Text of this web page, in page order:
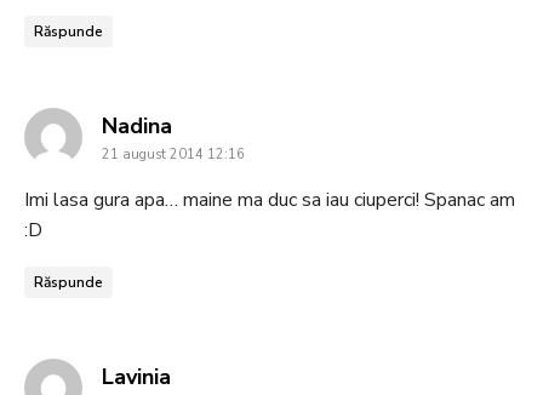
Răspunde
Nadina
21 august 2014 12:16
Imi lasa gura apa… maine ma duc sa iau ciuperci! Spanac am
:D
Răspunde
Lavinia